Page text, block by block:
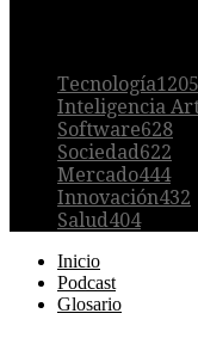
Tecnología1205
Inteligencia
Software628
Sociedad622
Mercado444
Innovación432
Salud404
Inicio
Podcast
Glosario